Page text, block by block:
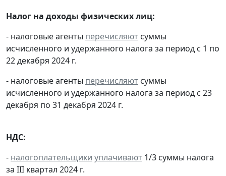
Налог на доходы физических лиц:
- налоговые агенты перечисляют суммы
исчисленного и удержанного налога за период с 1 по
22 декабря 2024 г.
- налоговые агенты перечисляют суммы
исчисленного и удержанного налога за период с 23
декабря по 31 декабря 2024 г.
НДС:
- налогоплательщики уплачивают 1/3 суммы налога
за III квартал 2024 г.